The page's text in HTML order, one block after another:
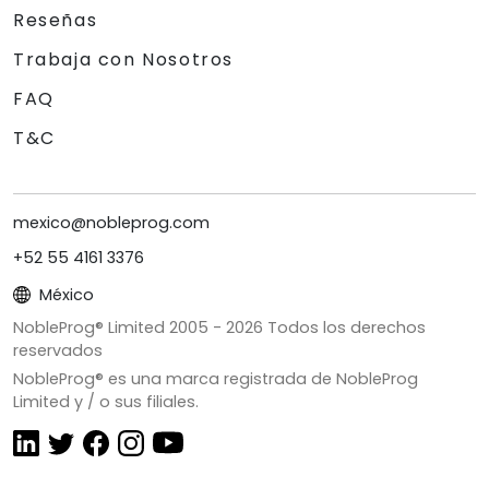
Reseñas
Trabaja con Nosotros
FAQ
T&C
mexico@nobleprog.com
+52 55 4161 3376
México
NobleProg® Limited 2005 - 2026 Todos los derechos
reservados
NobleProg® es una marca registrada de NobleProg
Limited y / o sus filiales.